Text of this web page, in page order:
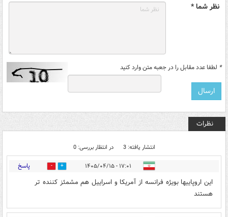
نظر شما *
* لطفا عدد مقابل را در جعبه متن وارد کنید
نظرات
انتشار یافته: 3 در انتظار بررسی: 0
۱۷:۰۱ - ۱۴۰۵/۰۴/۱۵ 0 پاسخ
این اروپاییها بویژه فرانسه از آمریکا و اسراییل هم مشمئز کننده تر
هستند